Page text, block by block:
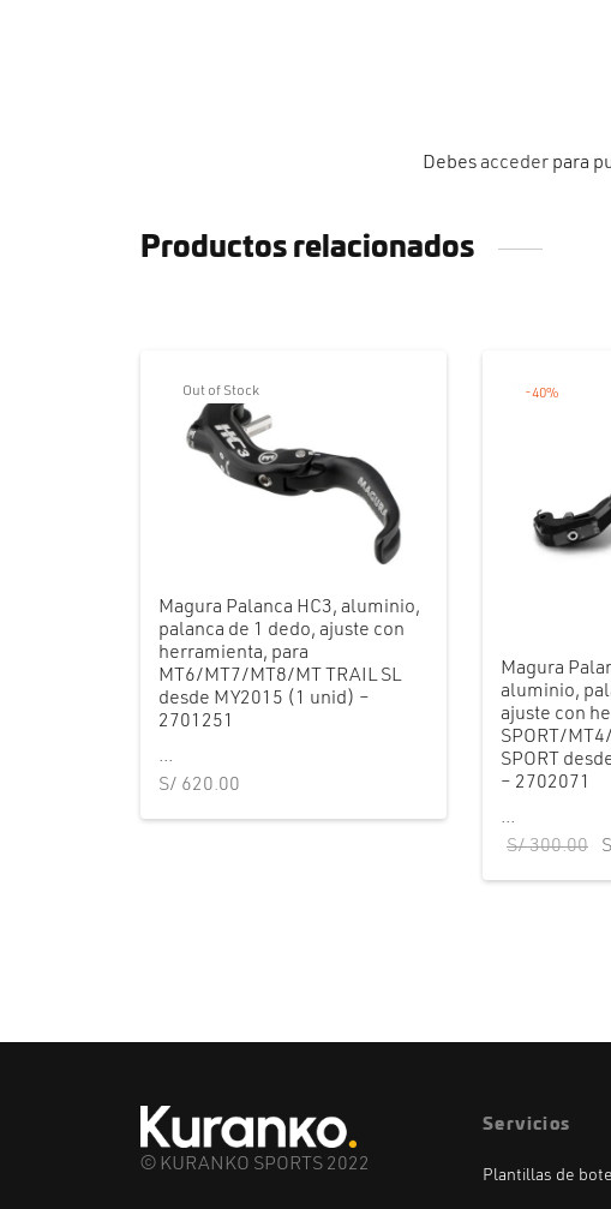
Debesacceder para
Productos relacionados
Out of Stock
Magura Palanca HC3, aluminio,
palanca de 1 dedo, ajuste con
herramienta, para
MT6/MT7/MT8/MT TRAIL SL
desde MY2015 (1 unid) –
2701251
...
S/ 620.00
-40%
Magura
aluminio,
ajuste con
SPORT/
SPORT
– 2702071
...
S/300.00
© KURANKO SPORTS 2022
Servicios
Plantillas de